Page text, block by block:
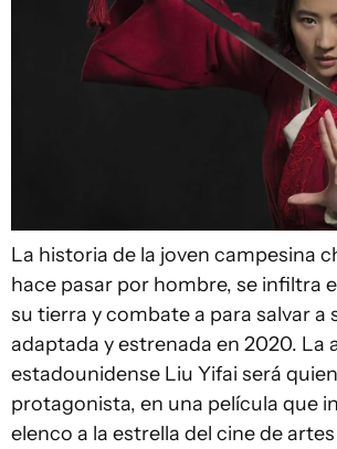
La historia de la joven campesina
hace pasar por hombre, se infiltra
su tierra y combate a para salvar a
adaptada y estrenada en 2020. La
estadounidense Liu Yifai será
protagonista, en una película que
elenco a la estrella del cine de